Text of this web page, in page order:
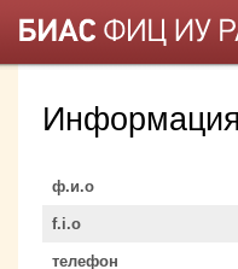
ф.и.о
f.i.o
телефон